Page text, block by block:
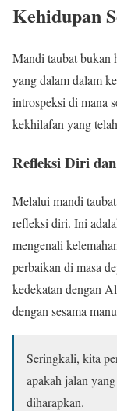
Kehidupan
Mandi taubat bukan
yang dalam dalam
introspeksi di mana
kekhilafan yang
Refleksi Diri
Melalui mandi
refleksi diri. Ini
mengenali
perbaikan di masa
kedekatan dengan
dengan sesama
Seringkali, kita
apakah jalan
diharapkan.